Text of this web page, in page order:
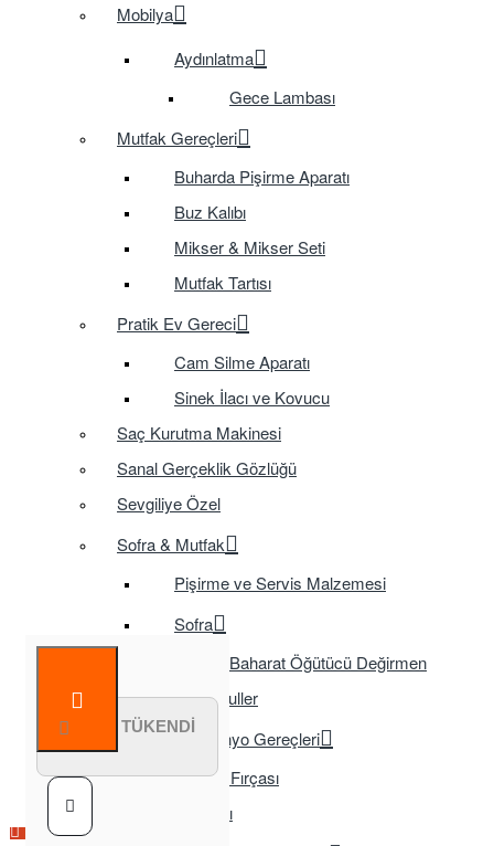
Mobilya
Aydınlatma
Gece Lambası
Mutfak Gereçleri
Buharda Pişirme Aparatı
Buz Kalıbı
Mikser & Mikser Seti
Mutfak Tartısı
Pratik Ev Gereci
Cam Silme Aparatı
Sinek İlacı ve Kovucu
Saç Kurutma Makinesi
Sanal Gerçeklik Gözlüğü
Sevgiliye Özel
Sofra & Mutfak
Pişirme ve Servis Malzemesi
Sofra
Baharat Öğütücü Değirmen
Tasarruflu Ampuller
Temizlik ve Banyo Gereçleri
Tuvalet Fırçası
TV Aksesuarları
STOK TÜKENDİ
Çok Satılan Ürün
Çok Satılan Ürün